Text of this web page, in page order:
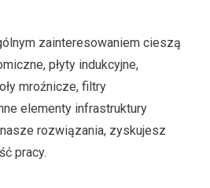
zainteresowaniem cieszą
płyty indukcyjne,
mroźnicze, filtry
elementy infrastruktury
rozwiązania, zyskujesz
pracy.